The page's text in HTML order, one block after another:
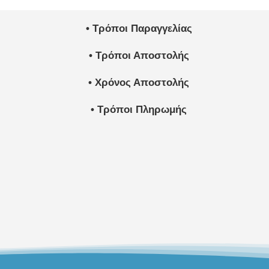
• Τρόποι Παραγγελίας
• Τρόποι Αποστολής
• Χρόνος Αποστολής
• Τρόποι Πληρωμής